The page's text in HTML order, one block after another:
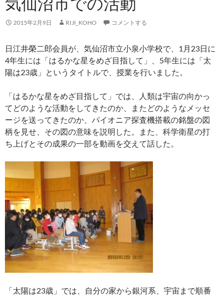
2015年2月9日 RIJI_KOHO コメントする
日江井榮二郎会員が、気仙沼市立小泉小学校で、1月23日に
4年生には「はるかな星をめざ目指して」、5年生には「太
陽は23歳」というタイトルで、授業を行いました。
「はるかな星をめざ目指して」では、人類は宇宙の向かっ
てどのような活動をしてきたのか、またどのようなメッセ
ージを送ってきたのか、パイオニア探査機搭載の銘盤の図
柄を見せ、その図の意味を説明した。また、科学衛星の打
ち上げとその成果の一部を動画を交えて話した。
「太陽は23歳」では、自分の家から銀河系、宇宙まで順番